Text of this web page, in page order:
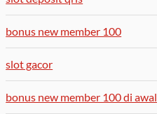
bonus new member 100
slot gacor
bonus new member 100 di awal